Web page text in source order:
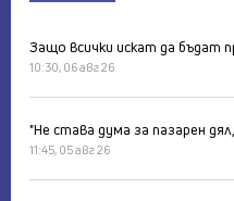
Защо всички искат да бъдат
10:30, 06 авг 26
"Не става дума за пазарен
11:45, 05 авг 26